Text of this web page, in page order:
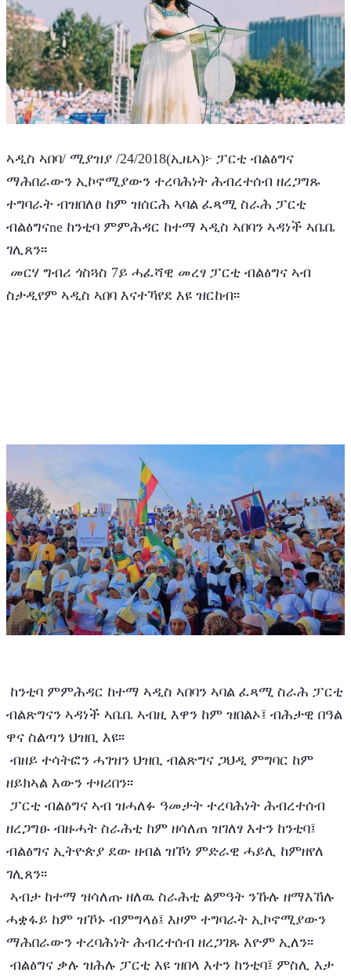
ኣዲስ ኣበባ/ ሚያዝያ /24/2018(ኢዜኣ)፦ ፓርቲ ብልፅግና
ማሕበራውን ኢኮኖሚያውን ተረባሕነት ሕብረተሰብ ዘረጋግጹ
ተግባራት ብዝበለፀ ከም ዝሰርሕ ኣባል ፈጻሚ ስራሕ ፓርቲ
ብልፅግናne ከንቲባ ምምሕዳር ከተማ ኣዲስ ኣበባን ኣዳነች ኣቤቤ
ገሊጸን፡፡
ስታዲየም ኣዲስ ኣበባ እናተኻየደ እዩ ዝርከብ፡፡
ብልጽግናን ኣዳነች ኣቤቤ ኣብዚ እዋን ከም ዝበልኦ፤ ብሕታዊ በዓል
ዋና ስልጣን ህዝቢ እዩ፡፡
ዘይክኣል እውን ተዛሪበን፡፡
ዘረጋግፁ ብዙሓት ስራሕቲ ከም ዘሳለጠ ዝገለፃ እተን ከንቲባ፤
ብልፅግና ኢትዮጵያ ደው ዘብል ዝኾነ ምድራዊ ሓይሊ ከምዘየለ
ገሊጸን፡፡
ሓቋፋይ ከም ዝኾኑ ብምግላፅ፤ እዞም ተግባራት ኢኮኖሚያውን
ማሕበራውን ተረባሕነት ሕብረተሰብ ዘረጋገጹ እዮም ኢለን፡፡